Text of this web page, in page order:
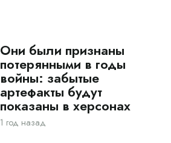
Они были признаны
потерянными в годы
войны: забытые
артефакты будут
показаны в херсонах
1 год назад